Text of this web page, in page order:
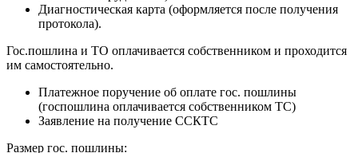
Диагностическая карта (оформляется после получения
протокола).
Гос.пошлина и ТО оплачивается собственником и проходится
им самостоятельно.
Платежное поручение об оплате гос. пошлины
(госпошлина оплачивается собственником ТС)
Заявление на получение ССКТС
Размер гос. пошлины: